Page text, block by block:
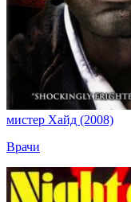
мистер Хайд (2008)
Врачи